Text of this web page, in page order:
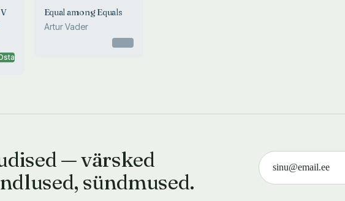
Equal among Equals
Artur Vader
— värsked
sündmused.